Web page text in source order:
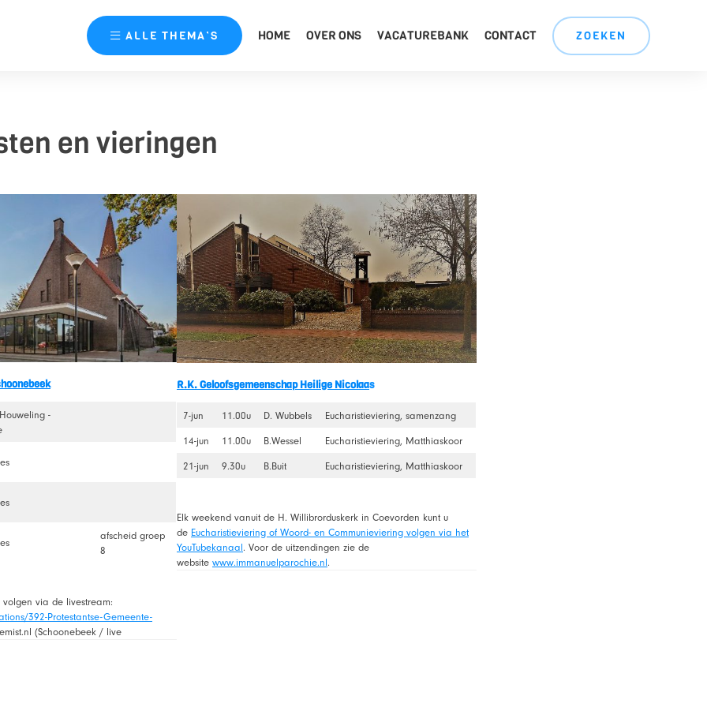
HOME OVER ONS VACATUREBANK CONTACT ZOEKEN
ALLE THEMA’S
en vieringen
-
afscheid groep
8
volgen via de livestream:
392-Protestantse-Gemeente-
(Schoonebeek / live
R.K. Geloofsgemeenschap Heilige Nicolaas
7-jun 11.00u D. Wubbels Eucharistieviering, samenzang
14-jun 11.00u B.Wessel Eucharistieviering, Matthiaskoor
21-jun 9.30u B.Buit Eucharistieviering, Matthiaskoor
Elk weekend vanuit de H. Willibrorduskerk in Coevorden kunt u
de Eucharistieviering of Woord- en Communieviering volgen via het
YouTubekanaal. Voor de uitzendingen zie de
website www.immanuelparochie.nl.